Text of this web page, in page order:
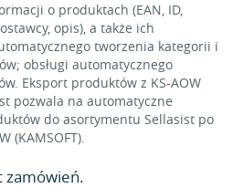
o produktach (EAN, ID,
opis), a także ich
tworzenia kategorii i
obsługi automatycznego
Eksport produktów z KS-AOW
pozwala na automatyczne
do asortymentu Sellasist po
(KAMSOFT).
zamówień.